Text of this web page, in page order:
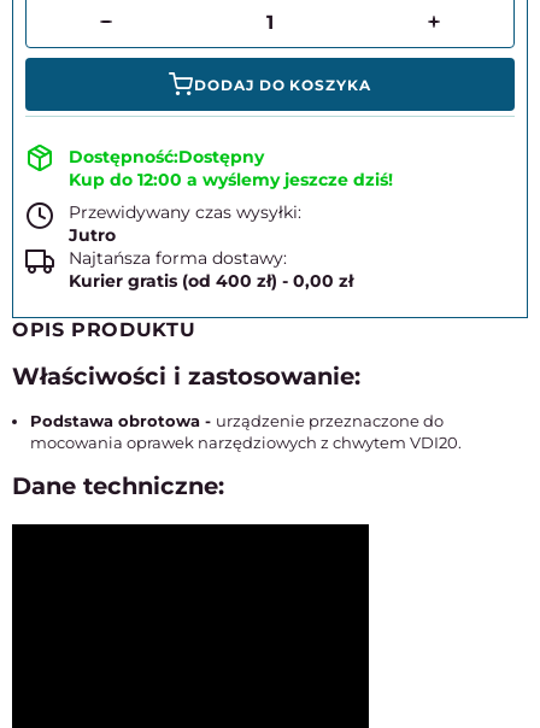
DODAJ DO KOSZYKA
Dostępny
Kup do 12:00 a wyślemy jeszcze dziś!
Przewidywany czas wysyłki:
Jutro
Najtańsza forma dostawy:
Kurier gratis (od 400 zł) - 0,00 zł
OPIS PRODUKTU
Właściwości i zastosowanie:
Podstawa obrotowa - urządzenie przeznaczone do
mocowania oprawek narzędziowych z chwytem VDI20.
Dane techniczne: